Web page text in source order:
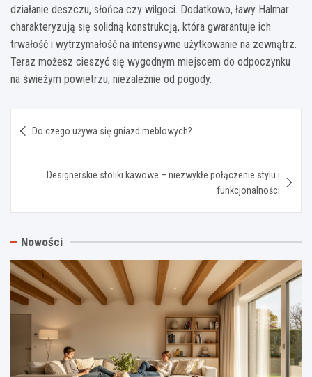
działanie deszczu, słońca czy wilgoci. Dodatkowo, ławy Halmar
charakteryzują się solidną konstrukcją, która gwarantuje ich
trwałość i wytrzymałość na intensywne użytkowanie na zewnątrz.
Teraz możesz cieszyć się wygodnym miejscem do odpoczynku
na świeżym powietrzu, niezależnie od pogody.
wpisu
Do czego używa się gniazd meblowych?
Designerskie stoliki kawowe – niezwykłe połączenie stylu i
funkcjonalności
Nowości